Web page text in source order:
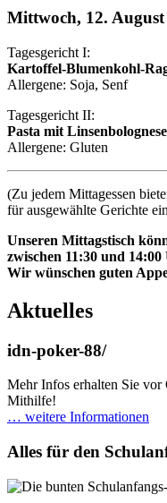
Mittwoch, 12. August
Tagesgericht I:
Kartoffel-Blumenkohl-
Allergene: Soja, Senf
Tagesgericht II:
Pasta mit
Allergene: Gluten
(Zu jedem Mittagessen
für ausgewählte Gerichte
Unseren Mittagstisch
zwischen 11:30 und
Wir wünschen guten
Aktuelles
idn-poker-88/
Mehr Infos erhalten Sie
Mithilfe!
… weitere Informationen
Alles für den